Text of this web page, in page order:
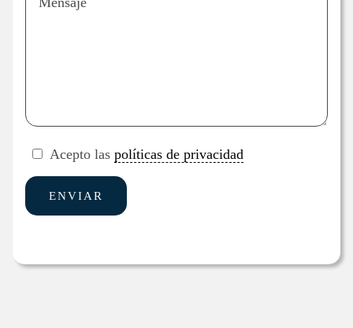
Acepto las políticas de privacidad